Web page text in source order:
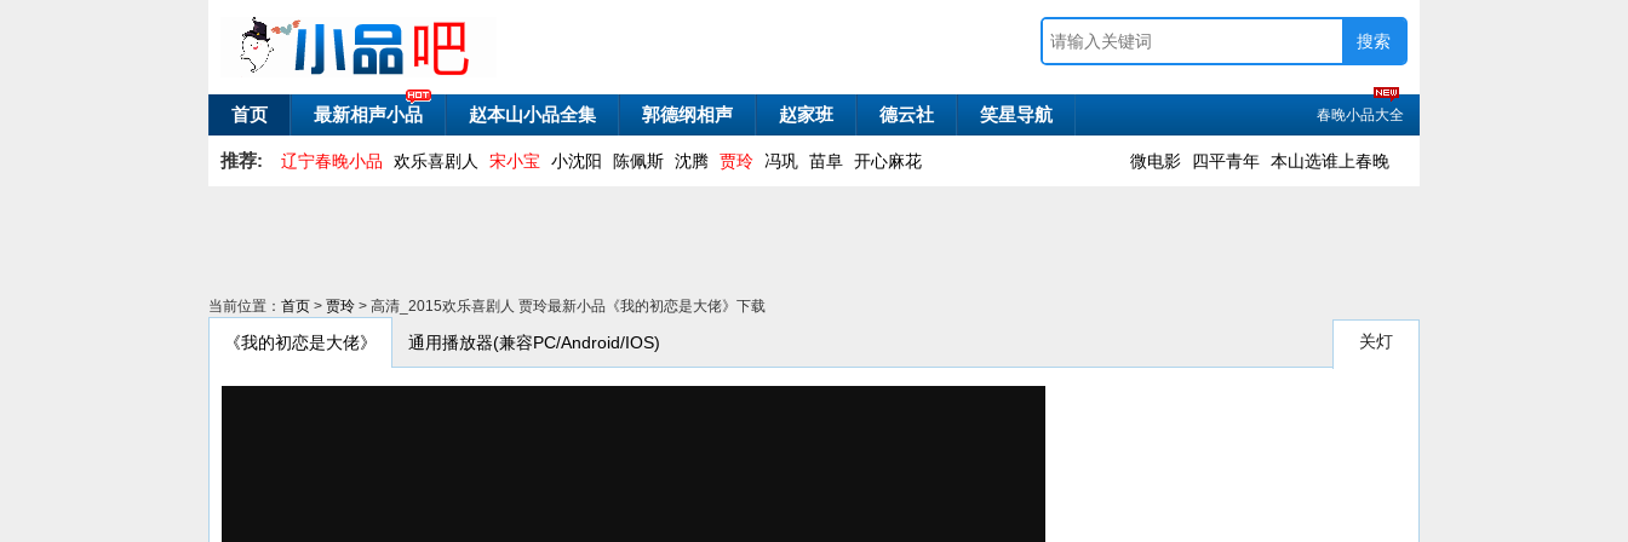
首页 最新相声小品 赵本山小品全集 郭德纲相声 赵家班 德云社 笑星导航 春晚小品大全
推荐: 辽宁春晚小品 欢乐喜剧人 宋小宝 小沈阳 陈佩斯 沈腾 贾玲 冯巩 苗阜 开心麻花 微电影 四平青年 本山选谁上春晚
当前位置： 首页 > 贾玲 > 高清_2015欢乐喜剧人 贾玲最新小品《我的初恋是大佬》下载
《我的初恋是大佬》 通用播放器(兼容PC/Android/IOS) 关灯